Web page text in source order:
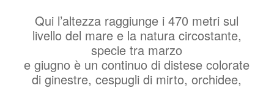
Qui l’altezza raggiunge i 470 metri sul
livello del mare e la natura circostante,
specie tra marzo
e giugno è un continuo di distese colorate
di ginestre, cespugli di mirto, orchidee,